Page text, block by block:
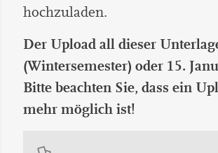
hochzuladen.
Der Upload all dieser
(Wintersemester) oder 15.
Bitte beachten Sie, dass ein
mehr möglich ist!